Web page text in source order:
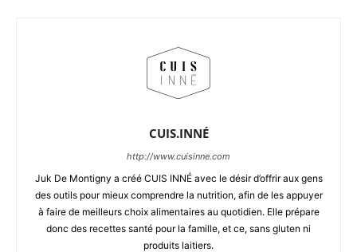
CUIS.INNÉ
http://www.cuisinne.com
Juk De Montigny a créé CUIS INNÉ avec le désir d’offrir aux gens
des outils pour mieux comprendre la nutrition, afin de les appuyer
à faire de meilleurs choix alimentaires au quotidien. Elle prépare
donc des recettes santé pour la famille, et ce, sans gluten ni
produits laitiers.